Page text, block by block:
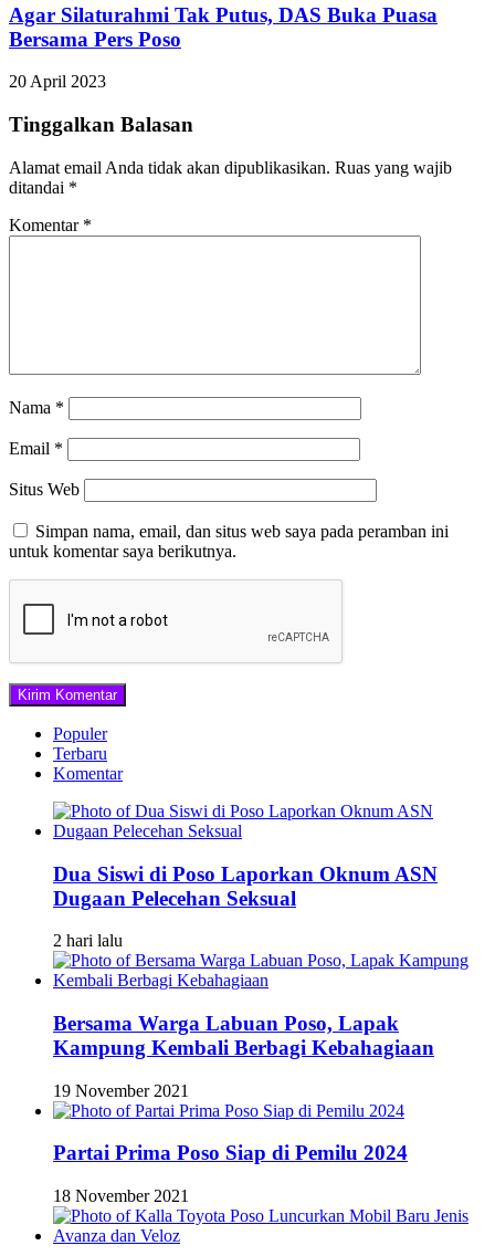
Agar Silaturahmi Tak Putus, DAS Buka Puasa
Bersama Pers Poso
20 April 2023
Tinggalkan Balasan
Alamat email Anda tidak akan dipublikasikan. Ruas yang wajib
ditandai *
Komentar *
Nama *
Email *
Situs Web
Simpan nama, email, dan situs web saya pada peramban ini
untuk komentar saya berikutnya.
Populer
Terbaru
Komentar
Dua Siswi di Poso Laporkan Oknum ASN
Dugaan Pelecehan Seksual
2 hari lalu
Bersama Warga Labuan Poso, Lapak
Kampung Kembali Berbagi Kebahagiaan
19 November 2021
Partai Prima Poso Siap di Pemilu 2024
18 November 2021